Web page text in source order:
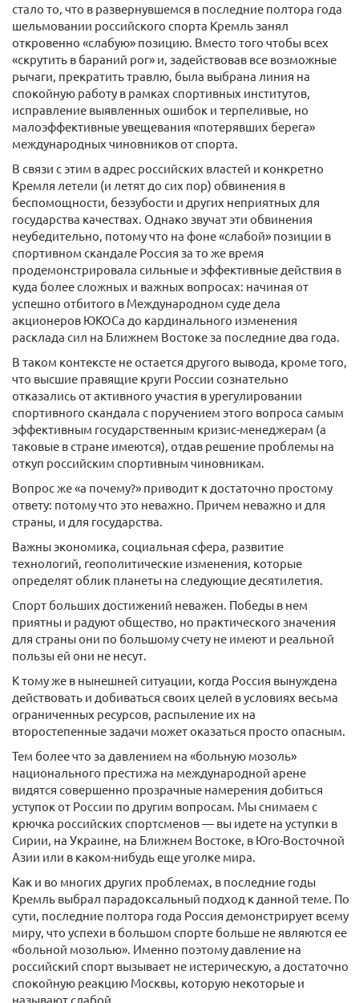
стало то, что в развернувшемся в последние полтора года
шельмовании российского спорта Кремль занял
откровенно «слабую» позицию. Вместо того чтобы всех
«скрутить в бараний рог» и, задействовав все возможные
рычаги, прекратить травлю, была выбрана линия на
спокойную работу в рамках спортивных институтов,
исправление выявленных ошибок и терпеливые, но
малоэффективные увещевания «потерявших берега»
международных чиновников от спорта.
В связи с этим в адрес российских властей и конкретно
Кремля летели (и летят до сих пор) обвинения в
беспомощности, беззубости и других неприятных для
государства качествах. Однако звучат эти обвинения
неубедительно, потому что на фоне «слабой» позиции в
спортивном скандале Россия за то же время
продемонстрировала сильные и эффективные действия в
куда более сложных и важных вопросах: начиная от
успешно отбитого в Международном суде дела
акционеров ЮКОСа до кардинального изменения
расклада сил на Ближнем Востоке за последние два года.
В таком контексте не остается другого вывода, кроме того,
что высшие правящие круги России сознательно
отказались от активного участия в урегулировании
спортивного скандала с поручением этого вопроса самым
эффективным государственным кризис-менеджерам (а
таковые в стране имеются), отдав решение проблемы на
откуп российским спортивным чиновникам.
Вопрос же «а почему?» приводит к достаточно простому
ответу: потому что это неважно. Причем неважно и для
страны, и для государства.
Важны экономика, социальная сфера, развитие
технологий, геополитические изменения, которые
определят облик планеты на следующие десятилетия.
Спорт больших достижений неважен. Победы в нем
приятны и радуют общество, но практического значения
для страны они по большому счету не имеют и реальной
пользы ей они не несут.
К тому же в нынешней ситуации, когда Россия вынуждена
действовать и добиваться своих целей в условиях весьма
ограниченных ресурсов, распыление их на
второстепенные задачи может оказаться просто опасным.
Тем более что за давлением на «больную мозоль»
национального престижа на международной арене
видятся совершенно прозрачные намерения добиться
уступок от России по другим вопросам. Мы снимаем с
крючка российских спортсменов — вы идете на уступки в
Сирии, на Украине, на Ближнем Востоке, в Юго-Восточной
Азии или в каком-нибудь еще уголке мира.
Как и во многих других проблемах, в последние годы
Кремль выбрал парадоксальный подход к данной теме. По
сути, последние полтора года Россия демонстрирует всему
миру, что успехи в большом спорте больше не являются ее
«больной мозолью». Именно поэтому давление на
российский спорт вызывает не истерическую, а достаточно
спокойную реакцию Москвы, которую некоторые и
называют слабой.